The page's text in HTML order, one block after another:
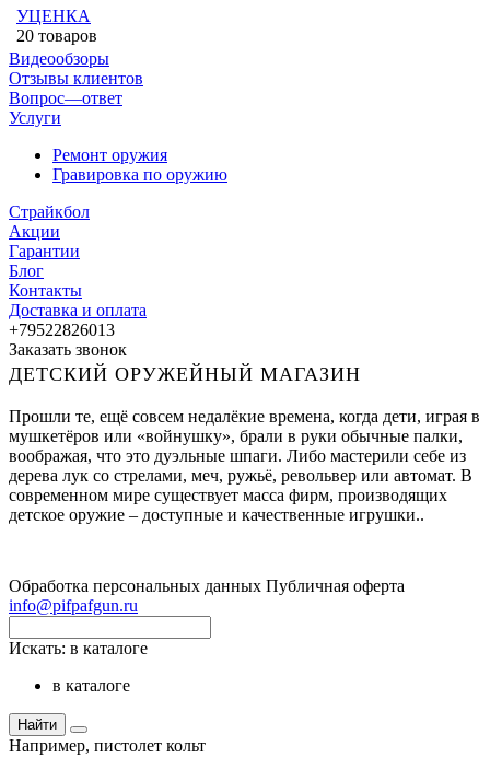
УЦЕНКА
20 товаров
Видеообзоры
Отзывы клиентов
Вопрос—ответ
Услуги
Ремонт оружия
Гравировка по оружию
Страйкбол
Акции
Гарантии
Блог
Контакты
Доставка и оплата
+79522826013
Заказать звонок
ДЕТСКИЙ ОРУЖЕЙНЫЙ МАГАЗИН
Прошли те, ещё совсем недалёкие времена, когда дети, играя в
мушкетёров или «войнушку», брали в руки обычные палки,
воображая, что это дуэльные шпаги. Либо мастерили себе из
дерева лук со стрелами, меч, ружьё, револьвер или автомат. В
современном мире существует масса фирм, производящих
детское оружие – доступные и качественные игрушки..
Обработка персональных данных Публичная оферта
info@pifpafgun.ru
Искать: в каталоге
в каталоге
Найти
Например, пистолет кольт